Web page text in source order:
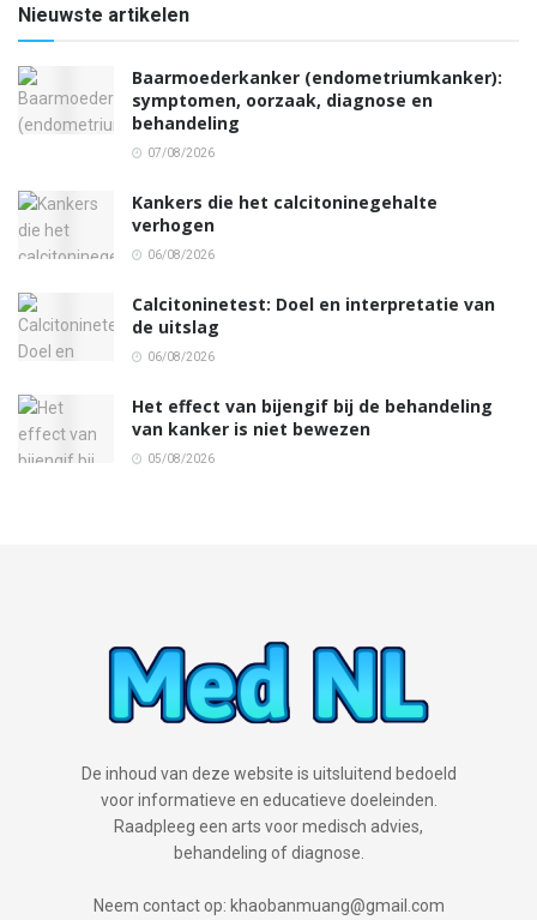
Nieuwste artikelen
Baarmoederkanker (endometriumkanker):
symptomen, oorzaak, diagnose en
behandeling
07/08/2026
Kankers die het calcitoninegehalte
verhogen
06/08/2026
Calcitoninetest: Doel en interpretatie van
de uitslag
06/08/2026
Het effect van bijengif bij de behandeling
van kanker is niet bewezen
05/08/2026
De inhoud van deze website is uitsluitend bedoeld
voor informatieve en educatieve doeleinden.
Raadpleeg een arts voor medisch advies,
behandeling of diagnose.
Neem contact op: khaobanmuang@gmail.com